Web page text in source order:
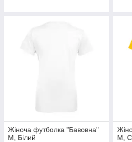
Жіноча футболка "Бавовна"
M, Білий
M,